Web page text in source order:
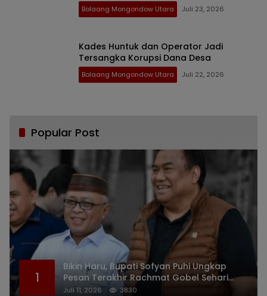
Bolaang Mongondow Utara Juli 23, 2026
Kades Huntuk dan Operator Jadi
Tersangka Korupsi Dana Desa
Bolaang Mongondow Utara Juli 22, 2026
Popular Post
1
Bikin Haru, Bupati Sofyan Puhi Ungkap
Pesan Terakhir Rachmat Gobel Sehari
Sebelum Wafat
Juli 11, 2026 3830